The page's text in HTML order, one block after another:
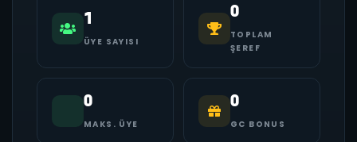
1
ÜYE SAYISI
0
TOPLAM
ŞEREF
0
MAKS. ÜYE
0
GC BONUS